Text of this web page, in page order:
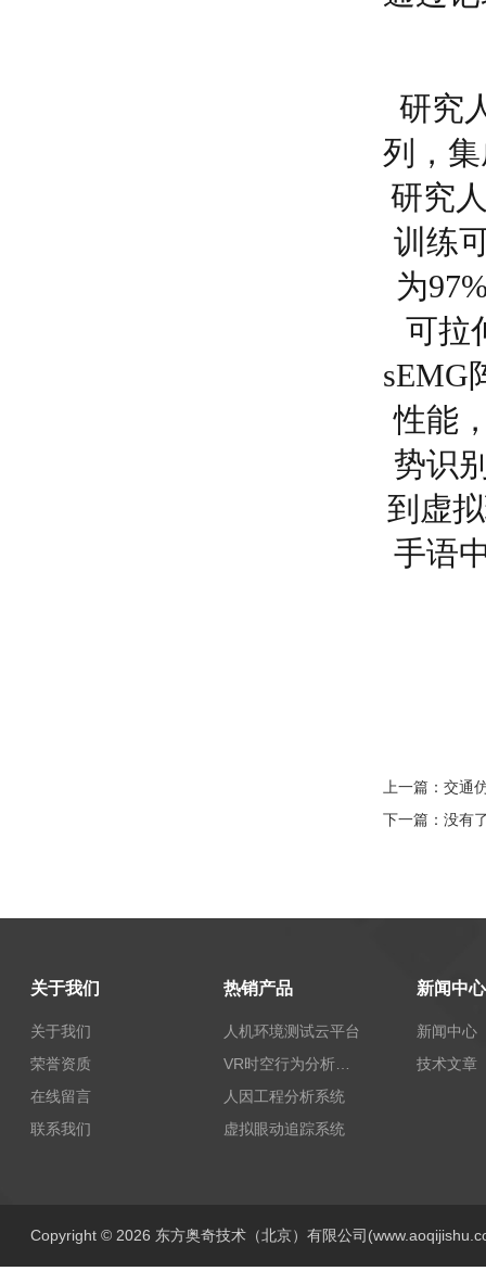
研究
列，
研究
训练
为
可拉
sEMG
性能
势识
到虚
手语
上一篇： 交通
下一篇：没有
关于我们
关于我们
荣誉资质
在线留言
联系我们
热销产品
人机环境测试云平台
VR时空行为分析系统
人因工程分析系统
虚拟眼动追踪系统
新闻中心
新闻中心
技术文章
Copyright © 2026 东方奥奇技术（北京）有限公司